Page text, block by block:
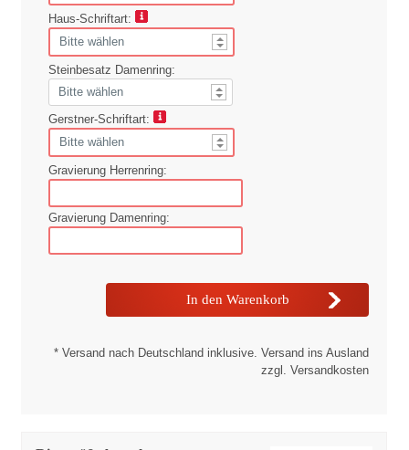
Haus-Schriftart:
Steinbesatz Damenring:
Gerstner-Schriftart:
Gravierung Herrenring:
Gravierung Damenring:
* Versand nach Deutschland inklusive. Versand ins Ausland
zzgl. Versandkosten